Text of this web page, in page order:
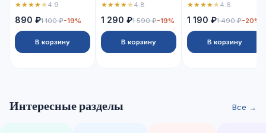
★★★★★4.9
890 ₽1 100 ₽-19%
В корзину
★★★★★4.8
1 290 ₽1 590 ₽-19%
В корзину
★★★★★4.6
1 190 ₽1 490 ₽-20%
В корзину
Интересные разделы Все →